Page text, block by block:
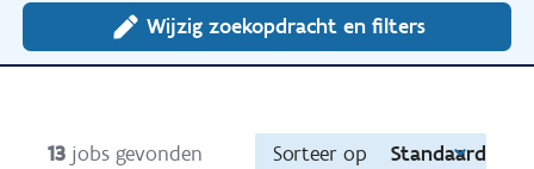
Wijzig zoekopdracht en filters
13 jobs gevonden Sorteer op Standaard